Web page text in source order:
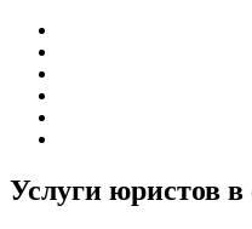
Услуги юристов в